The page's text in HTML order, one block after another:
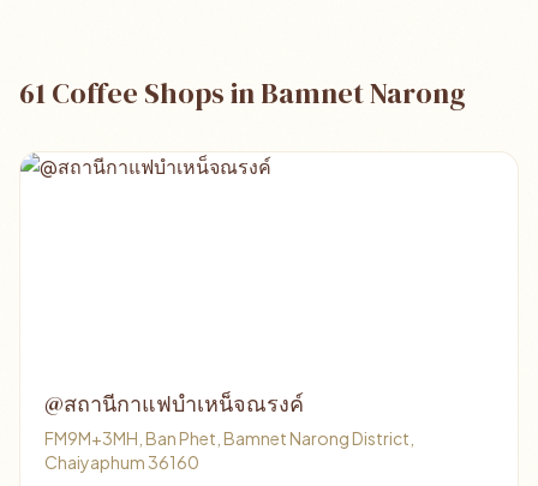
61 Coffee Shops in Bamnet Narong
@สถานีกาแฟบำเหน็จณรงค์
FM9M+3MH, Ban Phet, Bamnet Narong District,
Chaiyaphum 36160